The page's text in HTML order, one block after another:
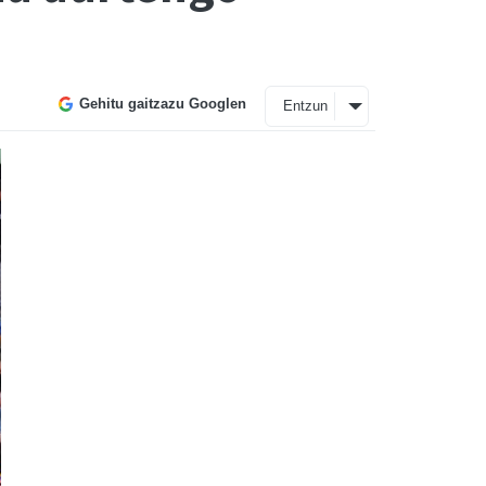
Gehitu gaitzazu Googlen Entzun